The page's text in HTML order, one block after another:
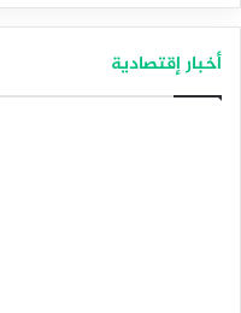
أخبار إقتصادية